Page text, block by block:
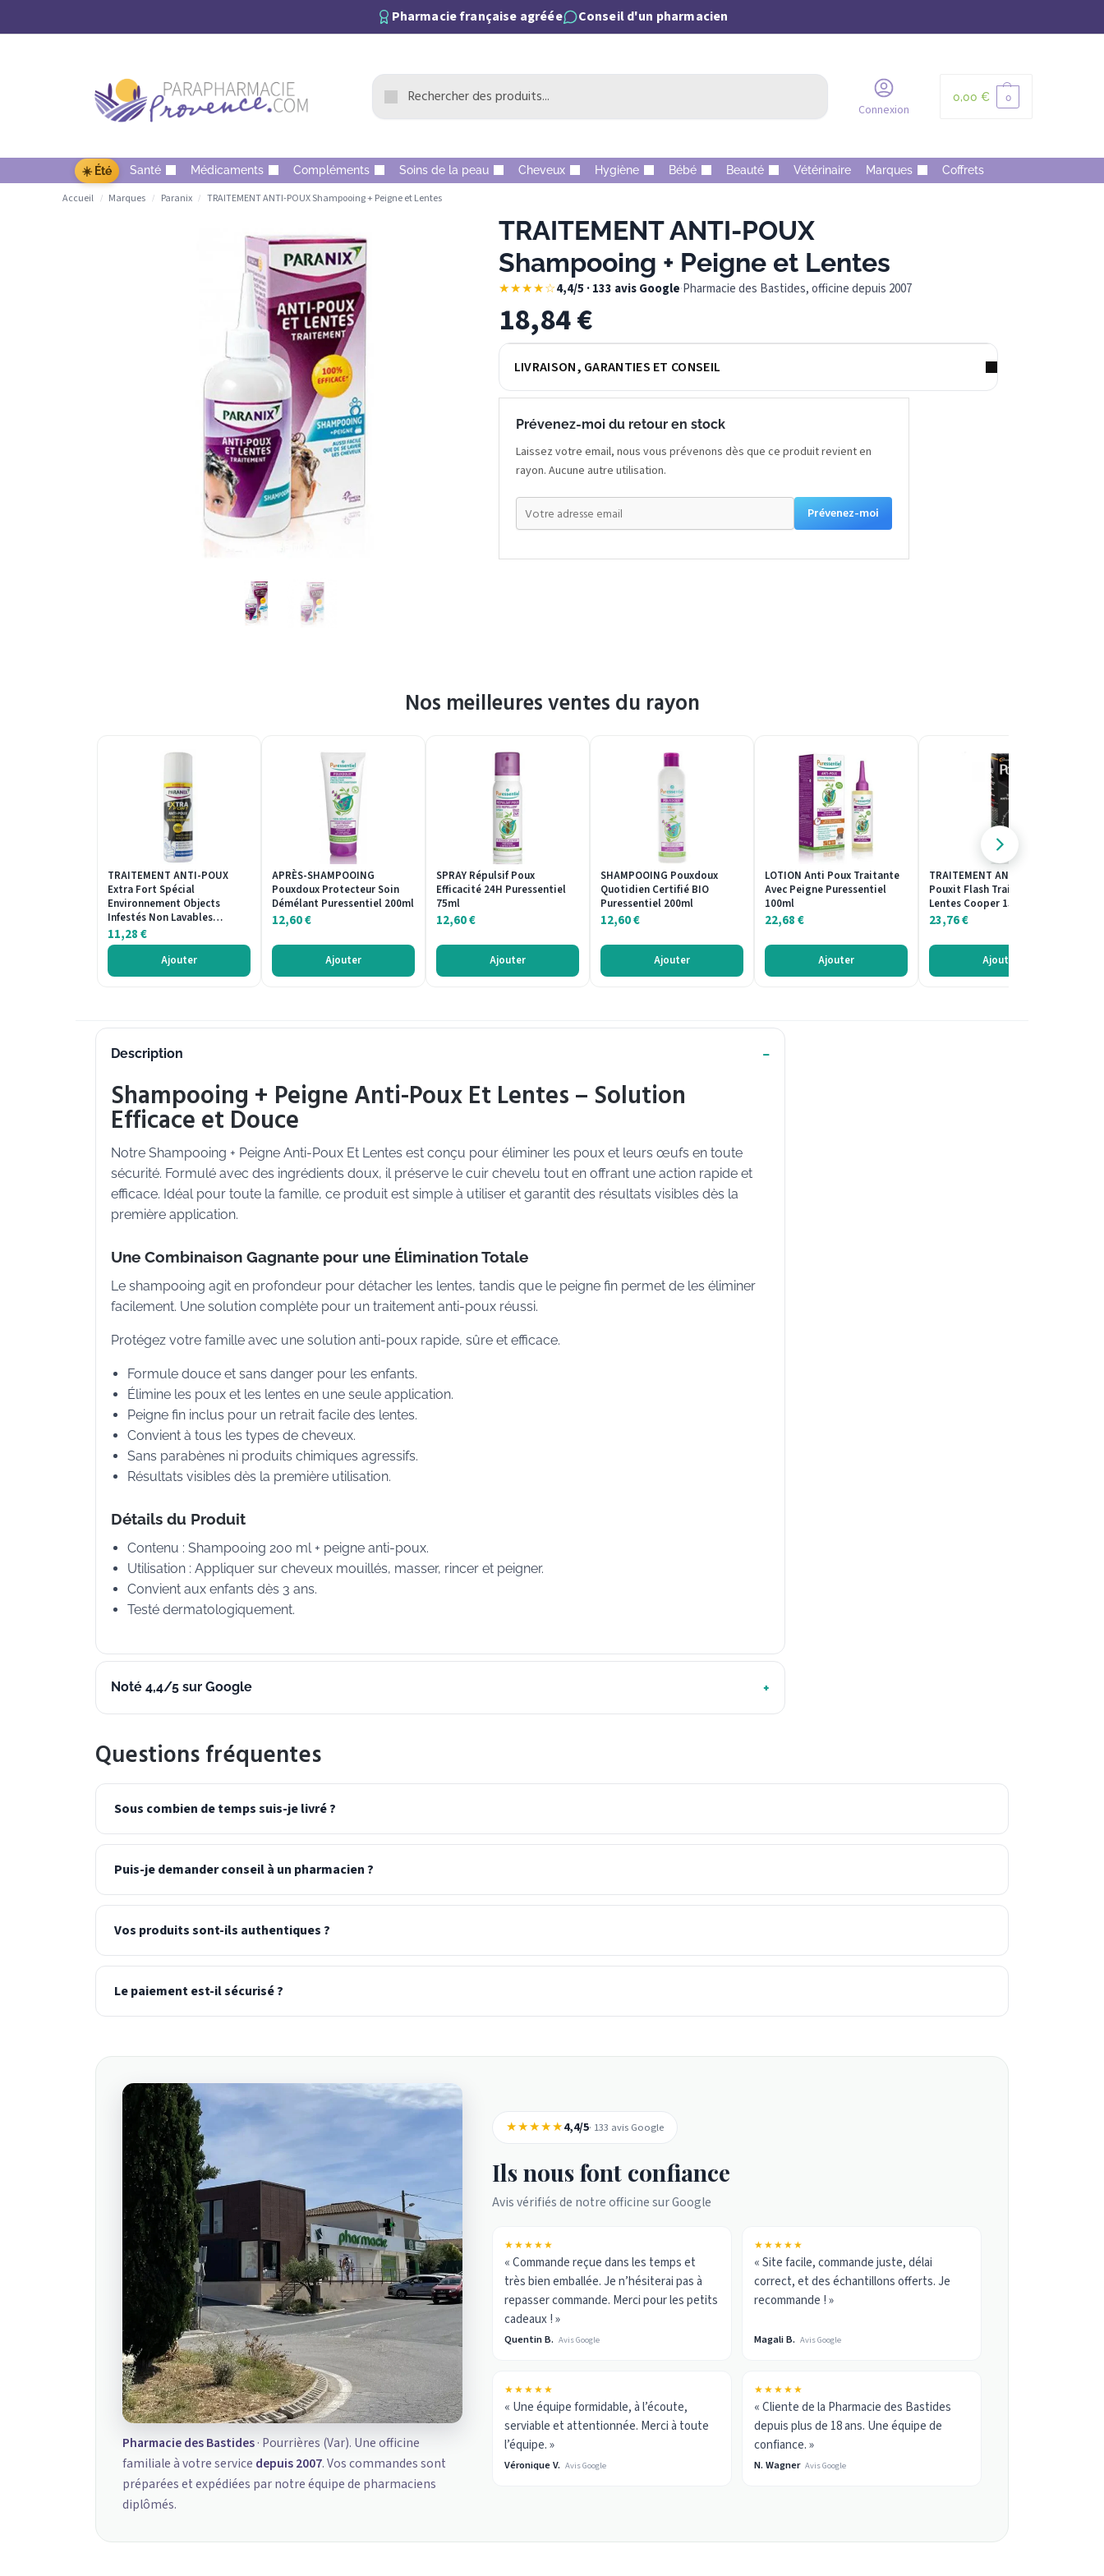
Pharmacie française agréée Conseil d'un pharmacien
Connexion
0,00 € 0
☀️ Été Santé Médicaments Compléments Soins de la peau Cheveux Hygiène Bébé Beauté Vétérinaire Marques Coffrets
Accueil / Marques / Paranix / TRAITEMENT ANTI-POUX Shampooing + Peigne et Lentes
TRAITEMENT ANTI-POUX
Shampooing + Peigne et Lentes
★★★★☆4,4/5 · 133 avis Google·Pharmacie des Bastides, officine depuis 2007
18,84€
LIVRAISON, GARANTIES ET CONSEIL
Prévenez-moi du retour en stock
Laissez votre email, nous vous prévenons dès que ce produit revient en
rayon. Aucune autre utilisation.
Prévenez-moi
Nos meilleures ventes du rayon
TRAITEMENT ANTI-POUX
Extra Fort Spécial
Environnement Objects
Infestés Non Lavables…
11,28€
Ajouter
APRÈS-SHAMPOOING
Pouxdoux Protecteur Soin
Démélant Puressentiel 200ml
12,60€
Ajouter
SPRAY Répulsif Poux
Efficacité 24H Puressentiel
75ml
12,60€
Ajouter
SHAMPOOING Pouxdoux
Quotidien Certifié BIO
Puressentiel 200ml
12,60€
Ajouter
LOTION Anti Poux Traitante
Avec Peigne Puressentiel
100ml
22,68€
Ajouter
TRAITEMENT ANTI-POUX
Pouxit Flash Traitement et
Lentes Cooper 150ml
23,76€
Ajouter
Description
Shampooing + Peigne Anti-Poux Et Lentes – Solution
Efficace et Douce
Notre Shampooing + Peigne Anti-Poux Et Lentes est conçu pour éliminer les poux et leurs œufs en toute
sécurité. Formulé avec des ingrédients doux, il préserve le cuir chevelu tout en offrant une action rapide et
efficace. Idéal pour toute la famille, ce produit est simple à utiliser et garantit des résultats visibles dès la
première application.
Une Combinaison Gagnante pour une Élimination Totale
Le shampooing agit en profondeur pour détacher les lentes, tandis que le peigne fin permet de les éliminer
facilement. Une solution complète pour un traitement anti-poux réussi.
Protégez votre famille avec une solution anti-poux rapide, sûre et efficace.
Formule douce et sans danger pour les enfants.
Élimine les poux et les lentes en une seule application.
Peigne fin inclus pour un retrait facile des lentes.
Convient à tous les types de cheveux.
Sans parabènes ni produits chimiques agressifs.
Résultats visibles dès la première utilisation.
Détails du Produit
Contenu : Shampooing 200 ml + peigne anti-poux.
Utilisation : Appliquer sur cheveux mouillés, masser, rincer et peigner.
Convient aux enfants dès 3 ans.
Testé dermatologiquement.
Noté 4,4/5 sur Google
Questions fréquentes
Sous combien de temps suis-je livré ?
Puis-je demander conseil à un pharmacien ?
Vos produits sont-ils authentiques ?
Le paiement est-il sécurisé ?
Pharmacie des Bastides· Pourrières (Var). Une officine
familiale à votre service depuis 2007. Vos commandes sont
préparées et expédiées par notre équipe de pharmaciens
diplômés.
★★★★★4,4/5· 133 avis Google
Ils nous font confiance
Avis vérifiés de notre officine sur Google
★★★★★
« Commande reçue dans les temps et
très bien emballée. Je n’hésiterai pas à
repasser commande. Merci pour les petits
cadeaux ! »
Quentin B. Avis Google
★★★★★
« Site facile, commande juste, délai
correct, et des échantillons offerts. Je
recommande ! »
Magali B. Avis Google
★★★★★
« Une équipe formidable, à l’écoute,
serviable et attentionnée. Merci à toute
l’équipe. »
Véronique V. Avis Google
★★★★★
« Cliente de la Pharmacie des Bastides
depuis plus de 18 ans. Une équipe de
confiance. »
N. Wagner Avis Google